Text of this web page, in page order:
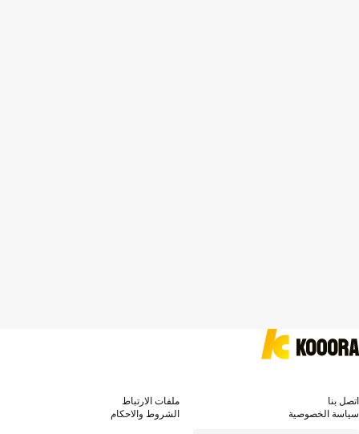
اتصل بنا
ملفات الارتباط
سياسة الخصوصية
الشروط والاحكام